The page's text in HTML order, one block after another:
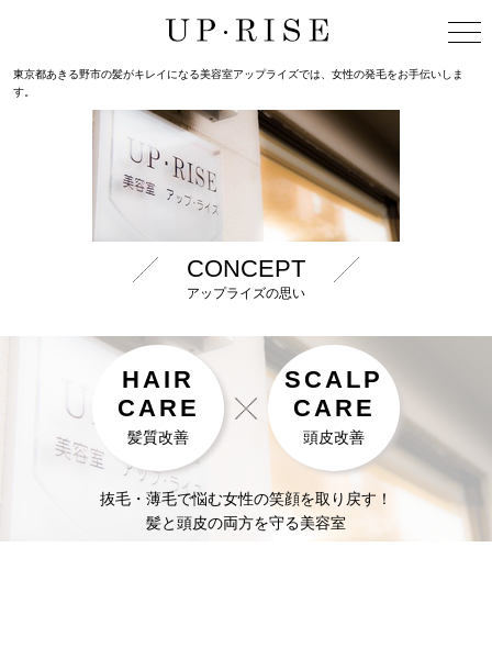
東京都あきる野市の髪がキレイになる美容室アップライズでは、女性の発毛をお手伝いしま
す。
CONCEPT
アップライズの思い
HAIR
CARE
髪質改善
SCALP
CARE
頭皮改善
抜毛・薄毛で悩む女性の笑顔を取り戻す！
髪と頭皮の両方を守る美容室